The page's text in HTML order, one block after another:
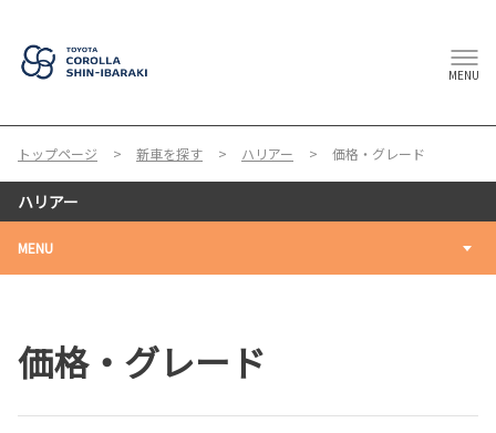
MENU
トップページ 新車を探す ハリアー 価格・グレード
ハリアー
MENU
価格・グレード